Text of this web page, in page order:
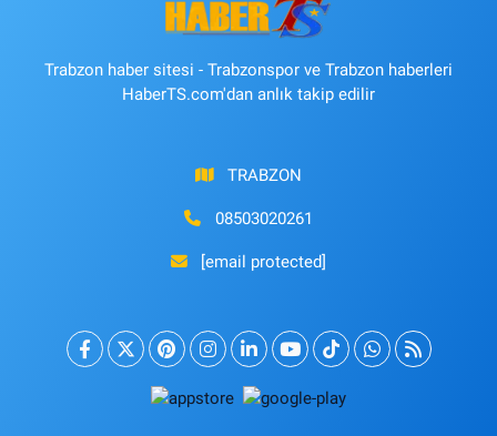
Trabzon haber sitesi - Trabzonspor ve Trabzon haberleri
HaberTS.com'dan anlık takip edilir
TRABZON
08503020261
[email protected]